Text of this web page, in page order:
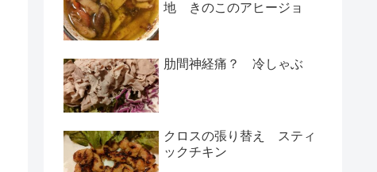
地 きのこのアヒージョ
肋間神経痛？ 冷しゃぶ
クロスの張り替え スティ
ックチキン